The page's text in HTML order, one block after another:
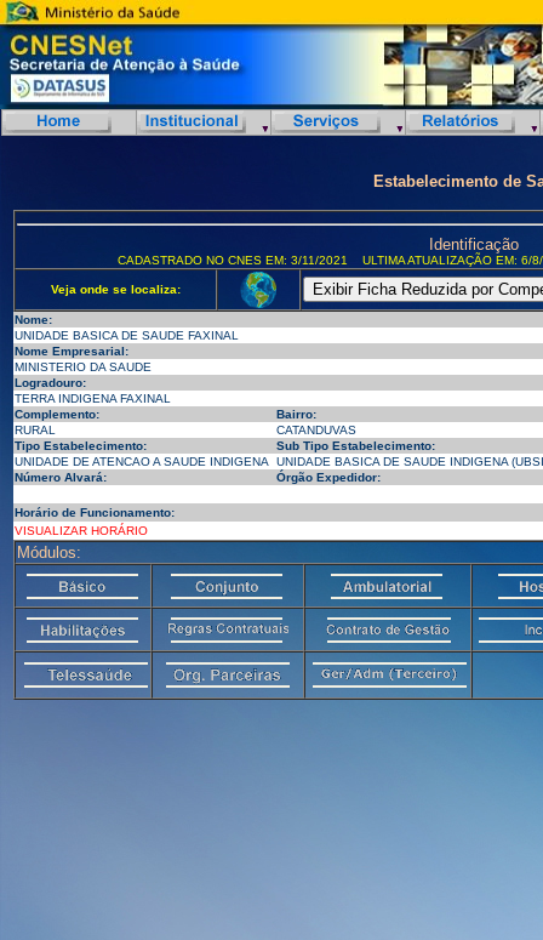
Estabelecimento de
Identificação
CADASTRADO NO CNES EM: 3/11/2021 ULTIMA ATUALIZAÇÃO EM: 6/
Veja onde se localiza:
Nome:
UNIDADE BASICA DE SAUDE FAXINAL
Nome Empresarial:
MINISTERIO DA SAUDE
Logradouro:
TERRA INDIGENA FAXINAL
Complemento:
Bairro:
RURAL
CATANDUVAS
Tipo Estabelecimento:
Sub Tipo Estabelecimento:
UNIDADE DE ATENCAO A SAUDE INDIGENA
UNIDADE BASICA DE SAUDE INDIGENA
Número Alvará:
Órgão Expedidor:
Horário de Funcionamento:
VISUALIZAR HORÁRIO
Módulos: